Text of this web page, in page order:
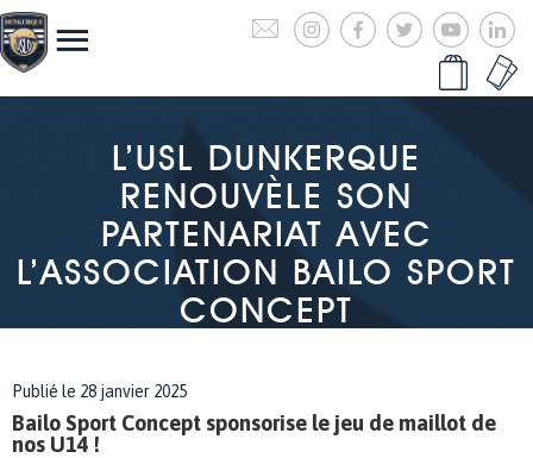
L’USL DUNKERQUE
RENOUVÈLE SON
PARTENARIAT AVEC
L’ASSOCIATION BAILO SPORT
CONCEPT
Publié le 28 janvier 2025
Bailo Sport Concept sponsorise le jeu de maillot de
nos U14 !